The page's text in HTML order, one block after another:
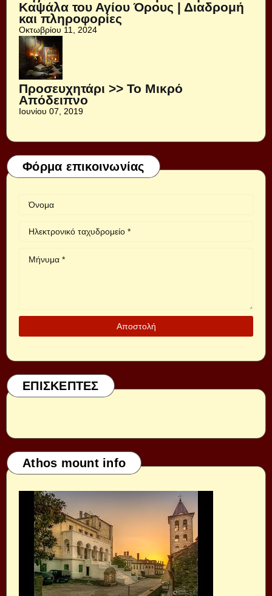
Καψάλα του Αγίου Όρους | Διαδρομή
και πληροφορίες
Οκτωβρίου 11, 2024
Προσευχητάρι >> Το Μικρό
Απόδειπνο
Ιουνίου 07, 2019
Φόρμα επικοινωνίας
ΕΠΙΣΚΕΠΤΕΣ
Athos mount info